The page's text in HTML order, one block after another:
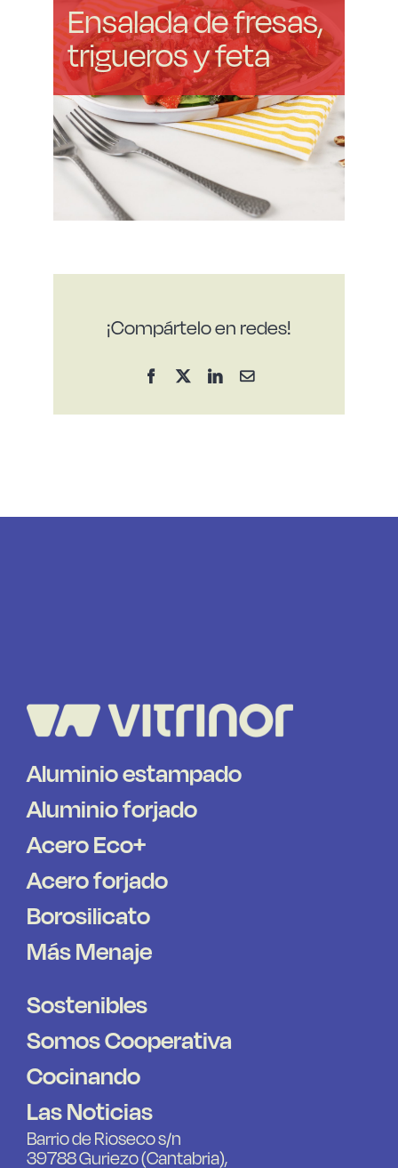
Ensalada de fresas,
trigueros y feta
¡Compártelo en redes!
Facebook
X LinkedInCorreo
Aluminio estampado
Aluminio forjado
Acero Eco+
Acero forjado
Borosilicato
Más Menaje
Sostenibles
Somos Cooperativa
Cocinando
Las Noticias
Barrio de Rioseco s/n
39788 Guriezo (Cantabria),